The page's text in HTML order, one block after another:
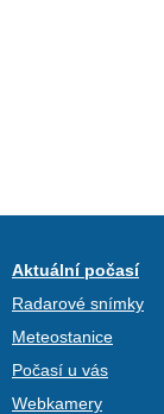
Aktuální počasí
Radarové snímky
Meteostanice
Počasí u vás
Webkamery